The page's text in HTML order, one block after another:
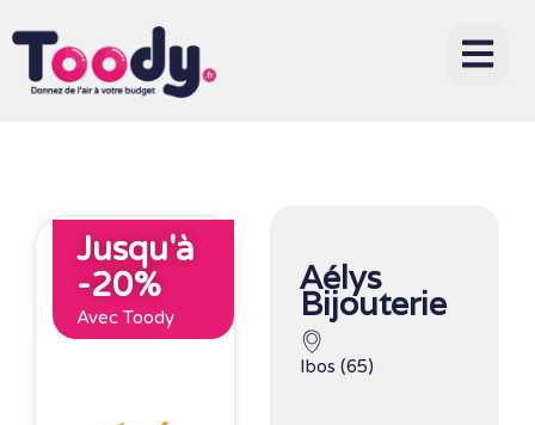
Jusqu'à
-20%
Avec Toody
Aélys
Bijouterie
Ibos (65)